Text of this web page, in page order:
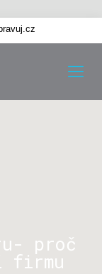
proč
firmu